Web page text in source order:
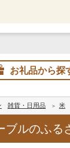
お礼品から探
雑貨・日用品 米
ブルのふ